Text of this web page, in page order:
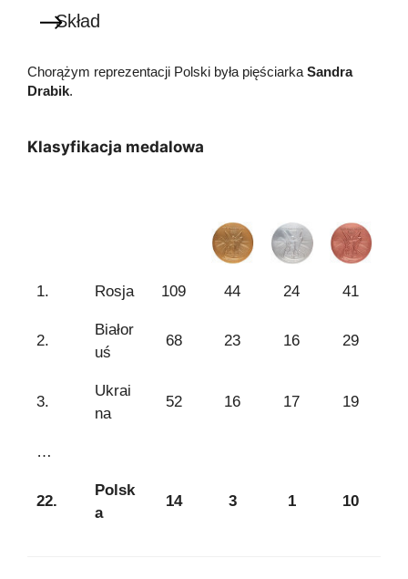
Skład
Chorążym reprezentacji Polski była pięściarka Sandra
Drabik.
Klasyfikacja medalowa
1. Rosja 109 44 24 41
2.
Białor
uś
68 23 16 29
3.
Ukrai
na
52 16 17 19
…
22.
Polsk
a
14 3 1 10